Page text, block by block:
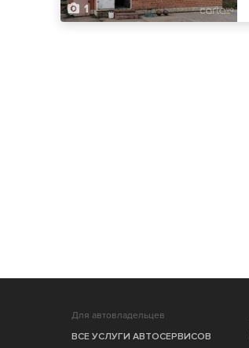
1
Для автовладельцев
ВСЕ УСЛУГИ АВТОСЕРВИСОВ